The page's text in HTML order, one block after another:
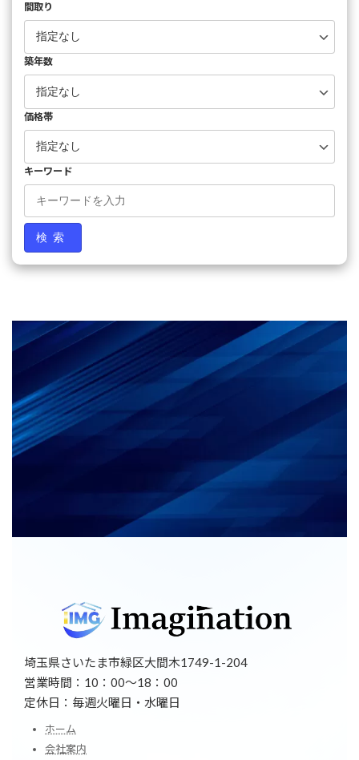
間取り
築年数
価格帯
キーワード
検索
埼玉県さいたま市緑区大間木1749-1-204
営業時間：10：00～18：00
定休日：毎週火曜日・水曜日
ホーム
会社案内